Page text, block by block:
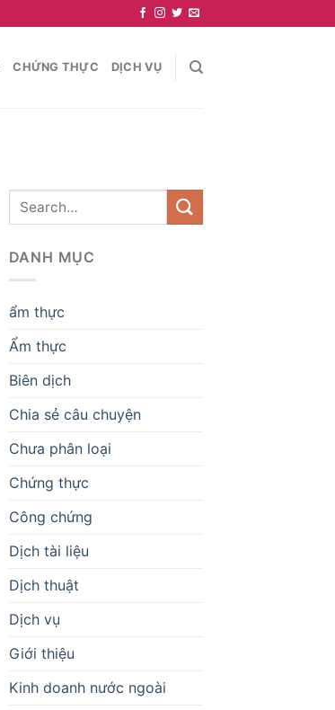
CHỨNG THỰC DỊCH VỤ
DANH MỤC
ẩm thực
Ẩm thực
Biên dịch
Chia sẻ câu chuyện
Chưa phân loại
Chứng thực
Công chứng
Dịch tài liệu
Dịch thuật
Dịch vụ
Giới thiệu
Kinh doanh nước ngoài